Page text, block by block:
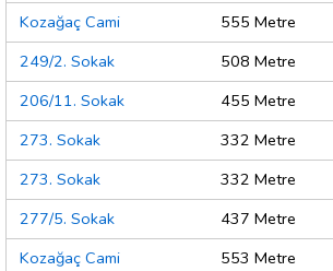
Kozağaç Cami
555 Metre
249/2. Sokak
508 Metre
206/11. Sokak
455 Metre
273. Sokak
332 Metre
273. Sokak
332 Metre
277/5. Sokak
437 Metre
Kozağaç Cami
553 Metre